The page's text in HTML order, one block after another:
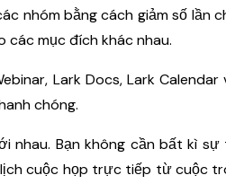
nhóm bằng cách giảm số lần
mục đích khác nhau.
Lark Docs, Lark
chóng.
nhau. Bạn không cần bất kì
cuộc họp trực tiếp từ cuộc